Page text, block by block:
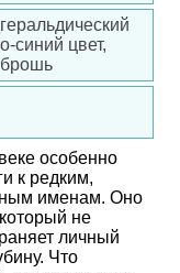
синий цвет,
брошь
особенно
к редким,
именам. Оно
не
личный
Что